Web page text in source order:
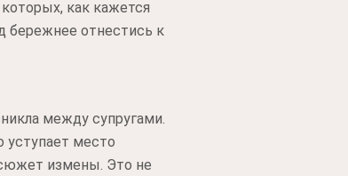
как кажется
бережнее отнестись к
между супругами.
уступает место
измены. Это не